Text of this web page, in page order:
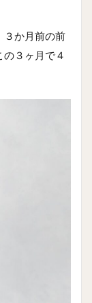
３か月前の前
３ヶ月で４